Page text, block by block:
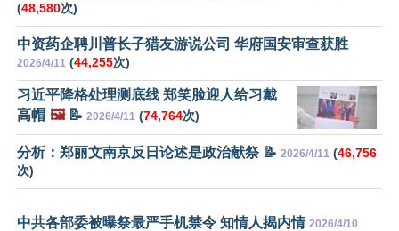
(48,580次)
中资药企聘川普长子猎友游说公司 华府国安审查获胜
2026/4/11 (44,255次)
习近平降格处理测底线 郑笑脸迎人给习戴
高帽 🖼️📝 2026/4/11 (74,764次)
分析：郑丽文南京反日论述是政治献祭 📝 2026/4/11 (46,756
次)
中共各部委被曝祭最严手机禁令 知情人揭内情 2026/4/10